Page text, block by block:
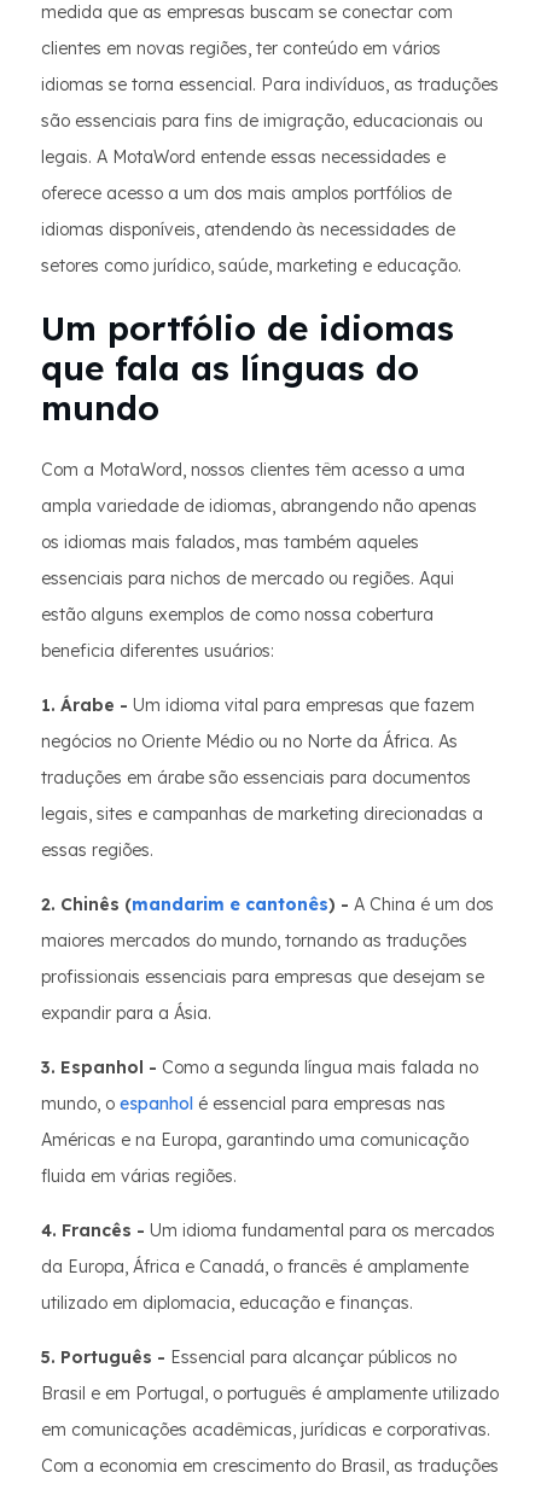
medida que as empresas buscam se conectar com
clientes em novas regiões, ter conteúdo em vários
idiomas se torna essencial. Para indivíduos, as traduções
são essenciais para fins de imigração, educacionais ou
legais. A MotaWord entende essas necessidades e
oferece acesso a um dos mais amplos portfólios de
idiomas disponíveis, atendendo às necessidades de
setores como jurídico, saúde, marketing e educação.
Um portfólio de idiomas
que fala as línguas do
mundo
Com a MotaWord, nossos clientes têm acesso a uma
ampla variedade de idiomas, abrangendo não apenas
os idiomas mais falados, mas também aqueles
essenciais para nichos de mercado ou regiões. Aqui
estão alguns exemplos de como nossa cobertura
beneficia diferentes usuários:
1. Árabe - Um idioma vital para empresas que fazem
negócios no Oriente Médio ou no Norte da África. As
traduções em árabe são essenciais para documentos
legais, sites e campanhas de marketing direcionadas a
essas regiões.
2. Chinês (mandarim e cantonês) - A China é um dos
maiores mercados do mundo, tornando as traduções
profissionais essenciais para empresas que desejam se
expandir para a Ásia.
3. Espanhol - Como a segunda língua mais falada no
mundo, o espanhol é essencial para empresas nas
Américas e na Europa, garantindo uma comunicação
fluida em várias regiões.
4. Francês - Um idioma fundamental para os mercados
da Europa, África e Canadá, o francês é amplamente
utilizado em diplomacia, educação e finanças.
5. Português - Essencial para alcançar públicos no
Brasil e em Portugal, o português é amplamente utilizado
em comunicações acadêmicas, jurídicas e corporativas.
Com a economia em crescimento do Brasil, as traduções